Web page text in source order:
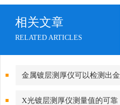
相关文章
RELATED ARTICLES
金属镀层测厚仪可以检测出金
属表面的涂层厚度、薄弱部位和
X光镀层测厚仪测量值的可靠